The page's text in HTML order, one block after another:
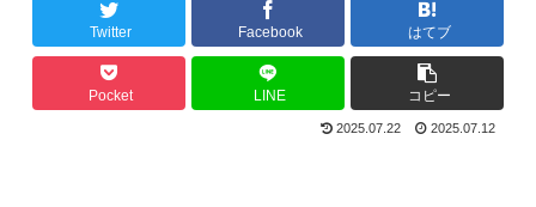
Twitter Facebook はてブ
Pocket LINE コピー
2025.07.22 2025.07.12